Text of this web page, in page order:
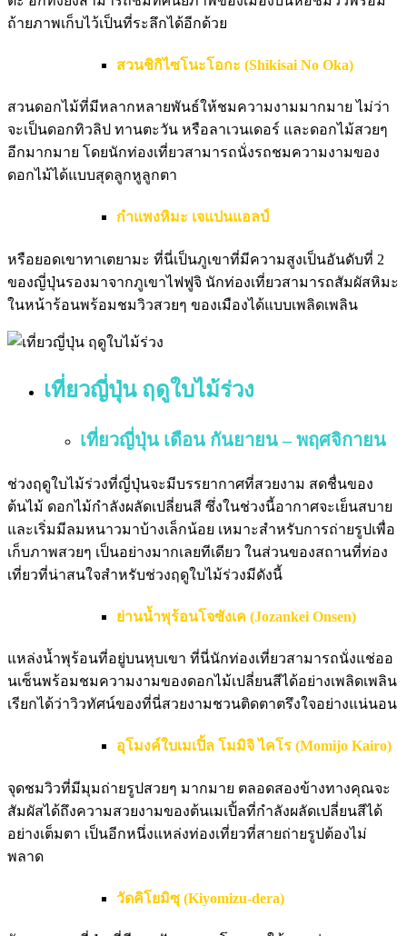
ถ้ายภาพเก็บไว้เป็นที่ระลึกได้อีกด้วย
สวนชิกิไซโนะโอกะ (Shikisai No Oka)
สวนดอกไม้ที่มีหลากหลายพันธ์ให้ชมความงามมากมาย ไม่ว่า
จะเป็นดอกทิวลิป ทานตะวัน หรือลาเวนเดอร์ และดอกไม้สวยๆ
อีกมากมาย โดยนักท่องเที่ยวสามารถนั่งรถชมความงามของ
ดอกไม้ได้แบบสุดลูกหูลูกตา
กำแพงหิมะ เจแปนแอลป์
หรือยอดเขาทาเตยามะ ที่นี่เป็นภูเขาที่มีความสูงเป็นอันดับที่ 2
ของญี่ปุ่นรองมาจากภูเขาไฟฟูจิ นักท่องเที่ยวสามารถสัมผัสหิมะ
ในหน้าร้อนพร้อมชมวิวสวยๆ ของเมืองได้แบบเพลิดเพลิน
เที่ยวญี่ปุ่น ฤดูใบไม้ร่วง
เที่ยวญี่ปุ่น เดือน กันยายน – พฤศจิกายน
ช่วงฤดูใบไม้ร่วงที่ญี่ปุ่นจะมีบรรยากาศที่สวยงาม สดชื่นของ
ต้นไม้ ดอกไม้กำลังผลัดเปลี่ยนสี ซึ่งในช่วงนี้อากาศจะเย็นสบาย
และเริ่มมีลมหนาวมาบ้างเล็กน้อย เหมาะสำหรับการถ่ายรูปเพื่อ
เก็บภาพสวยๆ เป็นอย่างมากเลยทีเดียว ในส่วนของสถานที่ท่อง
เที่ยวที่น่าสนใจสำหรับช่วงฤดูใบไม้ร่วงมีดังนี้
ย่านน้ำพุร้อนโจซังเค (Jozankei Onsen)
แหล่งน้ำพุร้อนที่อยู่บนหุบเขา ที่นี่นักท่องเที่ยวสามารถนั่งแช่ออ
นเซ็นพร้อมชมความงามของดอกไม้เปลี่ยนสีได้อย่างเพลิดเพลิน
เรียกได้ว่าวิวทัศน์ของที่นี่สวยงามชวนติดตาตรึงใจอย่างแน่นอน
อุโมงค์ใบเมเปิ้ล โมมิจิ ไคโร (Momijo Kairo)
จุดชมวิวที่มีมุมถ่ายรูปสวยๆ มากมาย ตลอดสองข้างทางคุณจะ
สัมผัสได้ถึงความสวยงามของต้นเมเปิ้ลที่กำลังผลัดเปลี่ยนสีได้
อย่างเต็มตา เป็นอีกหนึ่งแหล่งท่องเที่ยวที่สายถ่ายรูปต้องไม่
พลาด
วัดคิโยมิซุ (Kiyomizu-dera)